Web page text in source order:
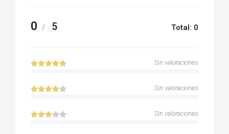
0 / 5 Total: 0
Sin valoraciones
Sin valoraciones
Sin valoraciones